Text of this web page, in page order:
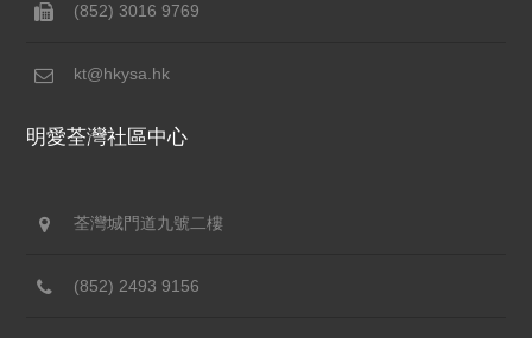
(852) 3016 9769
kt@hkysa.hk
明愛荃灣社區中心
荃灣城門道九號二樓
(852) 2493 9156